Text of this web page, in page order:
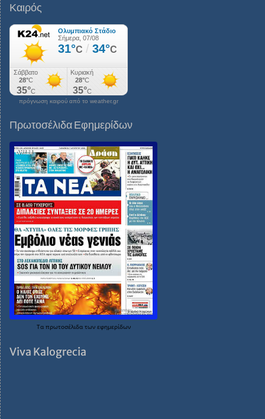
Καιρός
πρόγνωση καιρού από το weather.gr
Πρωτοσέλιδα Εφημερίδων
Τα πρωτοσέλιδα των εφημερίδων
Viva Kalogrecia